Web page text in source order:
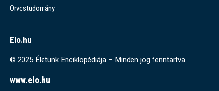
Orvostudomány
Elo.hu
© 2025 Életünk Enciklopédiája – Minden jog fenntartva.
www.elo.hu